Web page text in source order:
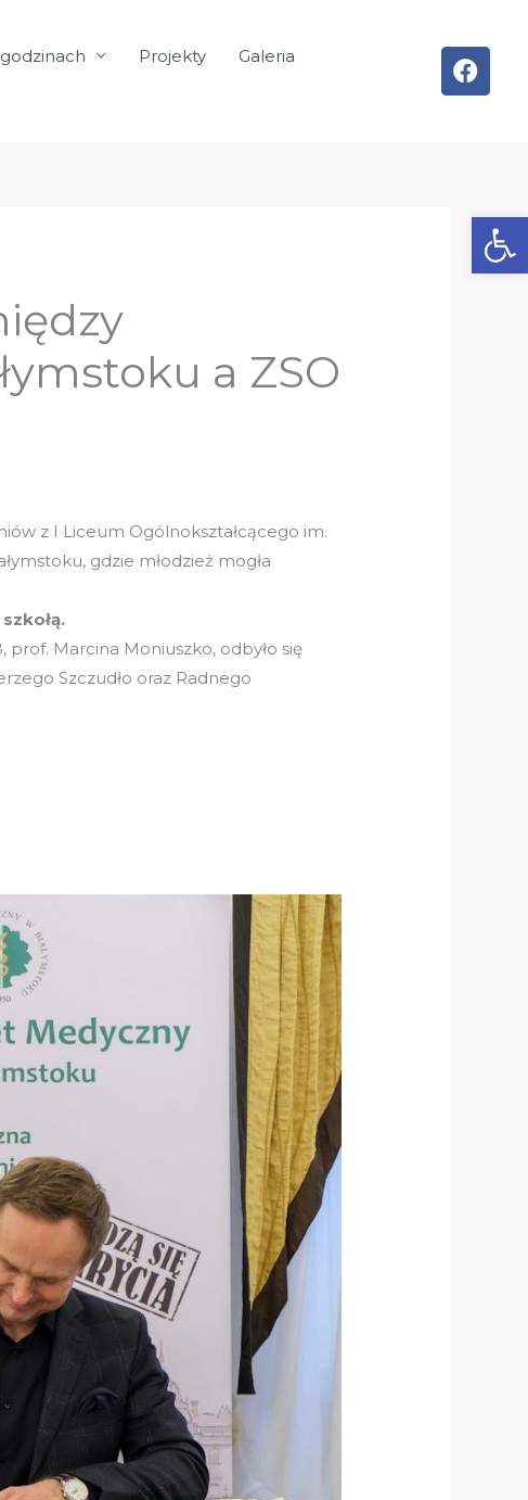
Projekty
Galeria
a ZSO
z I Liceum Ogólnokształcącego im.
gdzie młodzież mogła
Marcina Moniuszko, odbyło się
Szczudło oraz Radnego